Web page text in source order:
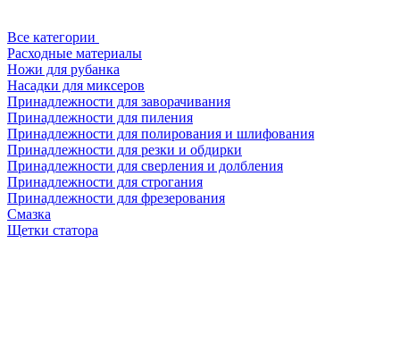
Все категории
Расходные материалы
Ножи для рубанка
Насадки для миксеров
Принадлежности для заворачивания
Принадлежности для пиления
Принадлежности для полирования и шлифования
Принадлежности для резки и обдирки
Принадлежности для сверления и долбления
Принадлежности для строгания
Принадлежности для фрезерования
Смазка
Щетки статора